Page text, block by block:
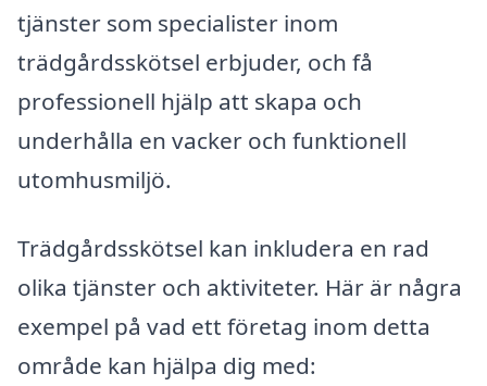
tjänster som specialister inom
trädgårdsskötsel erbjuder, och få
professionell hjälp att skapa och
underhålla en vacker och funktionell
utomhusmiljö.
Trädgårdsskötsel kan inkludera en rad
olika tjänster och aktiviteter. Här är några
exempel på vad ett företag inom detta
område kan hjälpa dig med: